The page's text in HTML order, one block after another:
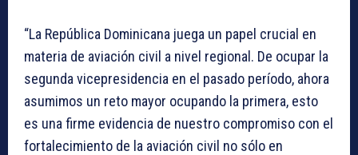
“La República Dominicana juega un papel crucial en
materia de aviación civil a nivel regional. De ocupar la
segunda vicepresidencia en el pasado período, ahora
asumimos un reto mayor ocupando la primera, esto
es una firme evidencia de nuestro compromiso con el
fortalecimiento de la aviación civil no sólo en